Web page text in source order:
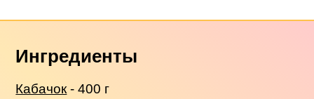
Ингредиенты
Кабачок - 400 г